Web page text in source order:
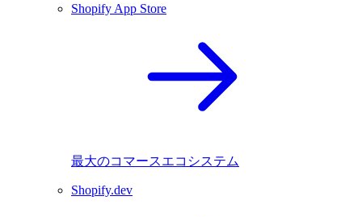
Shopify App Store
最大のコマースエコシステム
Shopify.dev